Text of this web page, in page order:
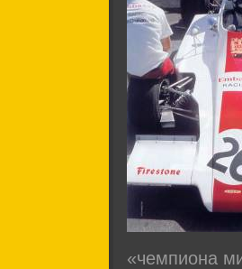
«чемпиона